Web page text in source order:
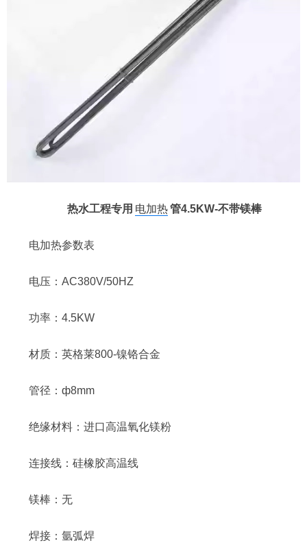
热水工程专用 电加热管4.5KW-不带镁棒
电加热参数表
电压：AC380V/50HZ
功率：4.5KW
材质：英格莱800-镍铬合金
管径：ф8mm
绝缘材料：进口高温氧化镁粉
连接线：硅橡胶高温线
镁棒：无
焊接：氩弧焊